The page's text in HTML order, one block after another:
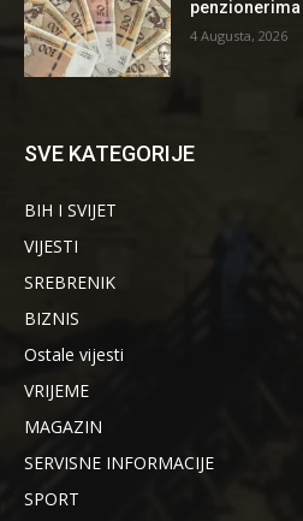
4 Augusta, 2026
SVE KATEGORIJE
BIH I SVIJET
VIJESTI
SREBRENIK
BIZNIS
Ostale vijesti
VRIJEME
MAGAZIN
SERVISNE INFORMACIJE
SPORT